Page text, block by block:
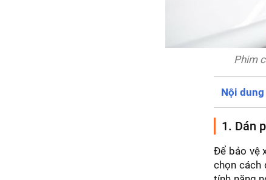
Phim
Nội
1. Dán
Để bảo vệ
chọn cách